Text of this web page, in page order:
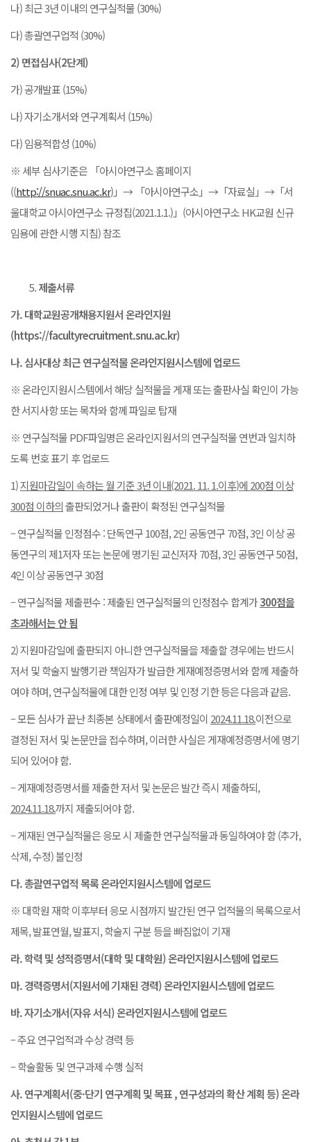
나) 최근 3년 이내의 연구실적물 (30%)
다) 총괄연구업적 (30%)
2)면접심사(2단계)
가) 공개발표 (15%)
나) 자기소개서와 연구계획서 (15%)
다) 임용적합성 (10%)
※ 세부 심사기준은 「아시아연구소 홈페이지
((http://snuac.snu.ac.kr)」→ 「아시아연구소」→「자료실」→「서
울대학교 아시아연구소 규정집(2021.1.1.)」(아시아연구소 HK교원 신규
임용에 관한 시행 지침) 참조
제출서류
가.대학교원공개채용지원서온라인지원
(https://facultyrecruitment.snu.ac.kr)
나.심사대상 최근 연구실적물온라인지원시스템에 업로드
※ 온라인지원시스템에서 해당 실적물을 게재 또는 출판사실 확인이 가능
한 서지사항 또는 목차와 함께 파일로 탑재
※ 연구실적물 PDF파일명은 온라인지원서의 연구실적물 연번과 일치하
도록 번호 표기 후 업로드
1)지원마감일이 속하는 월 기준3년 이내(2021. 11. 1.이후)에200점 이상
300점 이하의출판되었거나 출판이 확정된 연구실적물
– 연구실적물 인정점수 : 단독연구 100점, 2인 공동연구 70점, 3인 이상 공
동연구의 제1저자 또는 논문에 명기된 교신저자 70점, 3인 공동연구 50점,
4인 이상 공동연구 30점
– 연구실적물 제출편수 : 제출된 연구실적물의 인정점수 합계가300점을
초과해서는 안 됨
2) 지원마감일에 출판되지 아니한 연구실적물을 제출할 경우에는 반드시
저서 및 학술지 발행기관 책임자가 발급한 게재예정증명서와 함께 제출하
여야 하며, 연구실적물에 대한 인정 여부 및 인정 기한 등은 다음과 같음.
– 모든 심사가 끝난 최종본 상태에서 출판예정일이 2024.11.18.이전으로
결정된 저서 및 논문만을 접수하며, 이러한 사실은 게재예정증명서에 명기
되어 있어야 함.
– 게재예정증명서를 제출한 저서 및 논문은 발간 즉시 제출하되,
2024.11.18.까지 제출되어야 함.
– 게재된 연구실적물은 응모 시 제출한 연구실적물과 동일하여야 함 (추가,
삭제, 수정) 불인정
다.총괄연구업적 목록온라인지원시스템에 업로드
※ 대학원 재학 이후부터 응모 시점까지 발간된 연구 업적물의 목록으로서
제목, 발표연월, 발표지, 학술지 구분 등을 빠짐없이 기재
라.학력 및 성적증명서(대학 및 대학원)온라인지원시스템에 업로드
마.경력증명서(지원서에 기재된 경력)온라인지원시스템에 업로드
바.자기소개서(자유 서식)온라인지원시스템에 업로드
– 주요 연구업적과 수상 경력 등
– 학술활동 및 연구과제 수행 실적
사.연구계획서(중·단기 연구계획 및 목표,연구성과의 확산 계획 등)온라
인지원시스템에 업로드